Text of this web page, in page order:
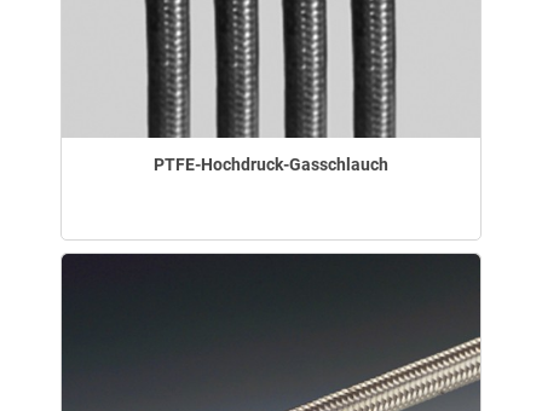
PTFE-Hochdruck-Gasschlauch